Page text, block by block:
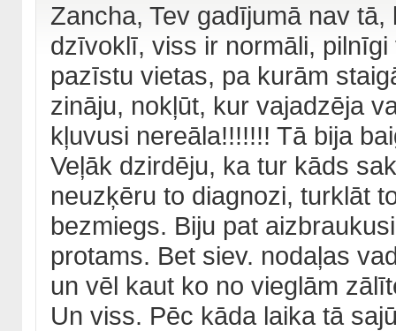
Zancha, Tev gadījumā nav
dzīvoklī, viss ir normāli,
pazīstu vietas, pa kurām
zināju, nokļūt, kur vajadzēja
kļuvusi nereāla!!!!!!! Tā bija
Veļāk dzirdēju, ka tur kāds
neuzķēru to diagnozi, turklāt
bezmiegs. Biju pat
protams. Bet siev. nodaļas
un vēl kaut ko no vieglām
Un viss. Pēc kāda laika tā